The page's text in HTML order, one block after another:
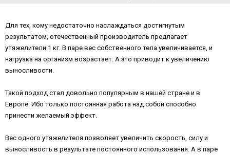
Для тех, кому недостаточно наслаждаться достигнутым
результатом, отечественный производитель предлагает
утяжелители 1 кг. В паре вес собственного тела увеличивается, и
нагрузка на организм возрастает. А это приводит к увеличению
выносливости.
Такой подход стал довольно популярным в нашей стране и в
Европе. Ибо только постоянная работа над собой способно
принести желаемый эффект.
Вес одного утяжелителя позволяет увеличить скорость, силу и
выносливость в результате постоянного использования. А в паре